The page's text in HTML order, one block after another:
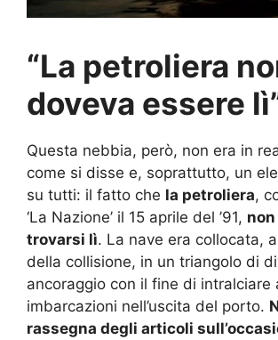
“La petroliera
doveva essere
Questa nebbia, però, non era in
come si disse e, soprattutto, un
su tutti: il fatto che la petroliera,
‘La Nazione’ il 15 aprile del ’91,
trovarsi lì. La nave era collocata,
della collisione, in un triangolo di
ancoraggio con il fine di intralciare
imbarcazioni nell’uscita del porto.
rassegna degli articoli